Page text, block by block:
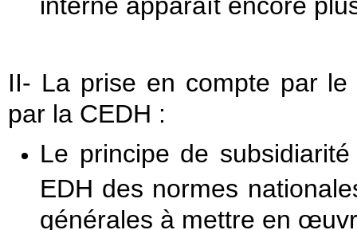
II- La prise en compte par
par la CEDH :
Le principe de
EDH des normes
générales à mettre en